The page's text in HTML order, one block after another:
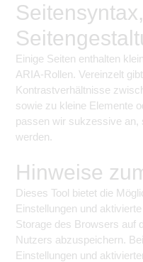
Seitensyntax,
Einige Seiten enthalten
ARIA-Rollen. Vereinzelt
Kontrastverhältnisse
sowie zu kleine Elemente
passen wir sukzessive
werden.
Hinweise
Dieses Tool bietet die
Einstellungen und
Storage des Browsers auf
Nutzers abzuspeichern.
Einstellungen und